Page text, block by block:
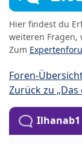
Hier findest du
weiteren Fragen,
Zum
Foren-
Zurück zu „Das
Ilhanab1